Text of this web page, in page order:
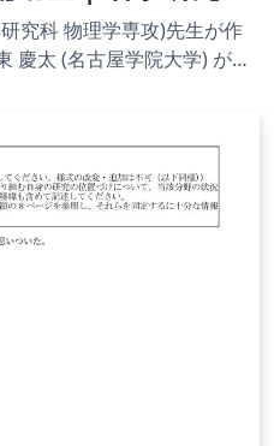
究科 物理学専攻)先生が作
慶太 (名古屋学院大学) が了
はこちら↓を